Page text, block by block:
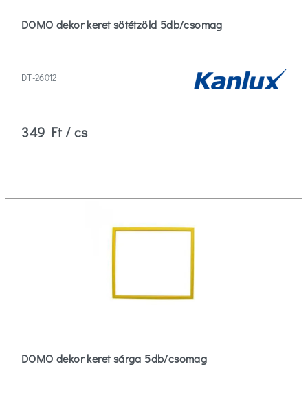
DOMO dekor keret sötétzöld 5db/csomag
DT-26012
349 Ft / cs
DOMO dekor keret sárga 5db/csomag